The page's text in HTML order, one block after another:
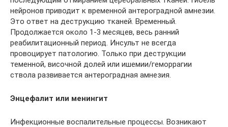
нейронов приводит к временной антероградной амнезии.
Это ответ на деструкцию тканей. Временный.
Продолжается около 1-3 месяцев, весь ранний
реабилитационный период. Инсульт не всегда
провоцирует патологию. Только при деструкции
теменной, височной долей или ишемии/геморрагии
ствола развивается антероградная амнезия.
Энцефалит или менингит
Инфекционные воспалительные процессы. Возникают